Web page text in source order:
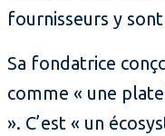
fournisseurs y
Sa fondatrice
comme « une
». C’est « un